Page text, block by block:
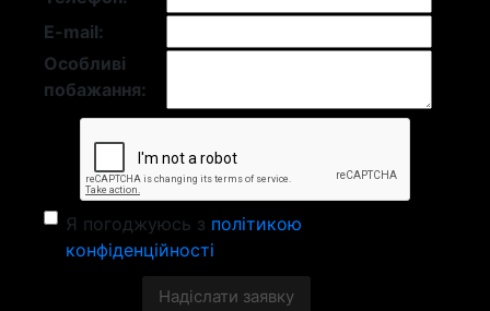
E-mail:
Особливі
побажання:
Я погоджуюсь з політикою
конфіденційності